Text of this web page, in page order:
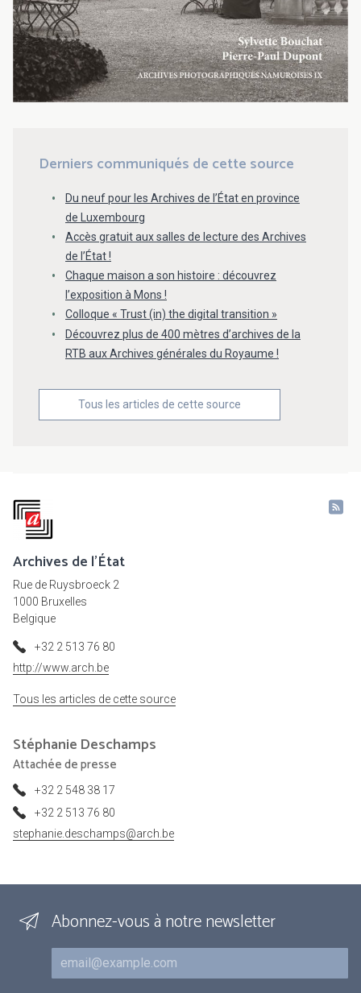
Derniers communiqués de cette source
Du neuf pour les Archives de l’État en province
de Luxembourg
Accès gratuit aux salles de lecture des Archives
de l’État !
Chaque maison a son histoire : découvrez
l’exposition à Mons !
Colloque « Trust (in) the digital transition »
Découvrez plus de 400 mètres d’archives de la
RTB aux Archives générales du Royaume !
Tous les articles de cette source
Archives de l'État
Rue de Ruysbroeck 2
1000 Bruxelles
Belgique
+32 2 513 76 80
http://www.arch.be
Tous les articles de cette source
Stéphanie Deschamps
Attachée de presse
+32 2 548 38 17
+32 2 513 76 80
stephanie.deschamps@arch.be
Abonnez-vous à notre newsletter
Courriel